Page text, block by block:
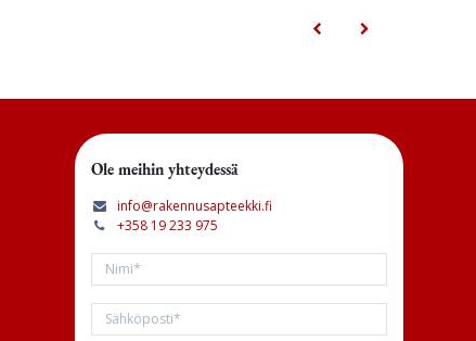
Ole meihin yhteydessä
info@rakennusapteekki.fi
+358 19 233 975